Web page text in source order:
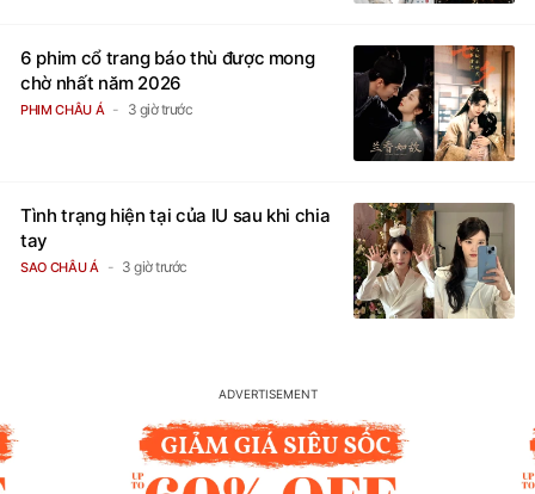
6 phim cổ trang báo thù được mong
chờ nhất năm 2026
PHIM CHÂU Á 3 giờ trước
Tình trạng hiện tại của IU sau khi chia
tay
SAO CHÂU Á 3 giờ trước